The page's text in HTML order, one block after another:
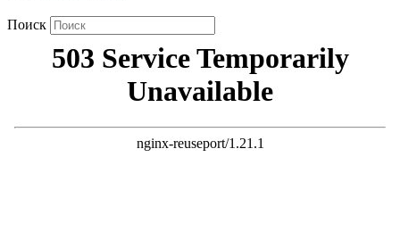
Поиск